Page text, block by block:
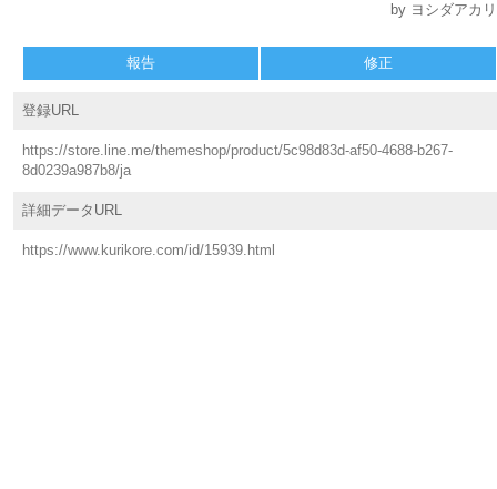
by ヨシダアカリ
報告 修正
登録URL
https://store.line.me/themeshop/product/5c98d83d-af50-4688-b267-
8d0239a987b8/ja
詳細データURL
https://www.kurikore.com/id/15939.html